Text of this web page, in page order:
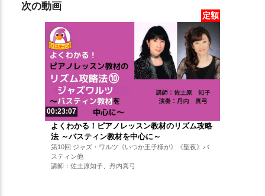
次の動画
定額
00:23:07
よくわかる！ピアノレッスン教材のリズム攻略
法 ～バスティン教材を中心に～
第10回 ジャズ・ワルツ《いつか王子様が》《聖夜》バ
スティン他
講師：佐土原知子、丹内真弓